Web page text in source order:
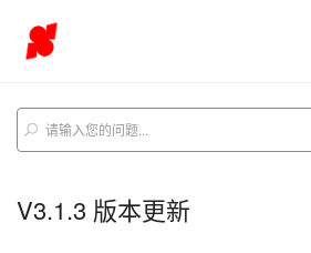
V3.1.3 版本更新